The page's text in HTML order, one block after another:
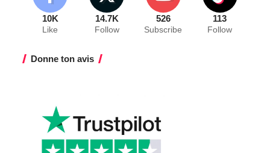
10K
Like
14.7K
Follow
526
Subscribe
113
Follow
Donne ton avis